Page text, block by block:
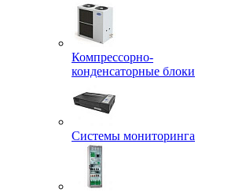
Компрессорно-
конденсаторные блоки
Системы мониторинга